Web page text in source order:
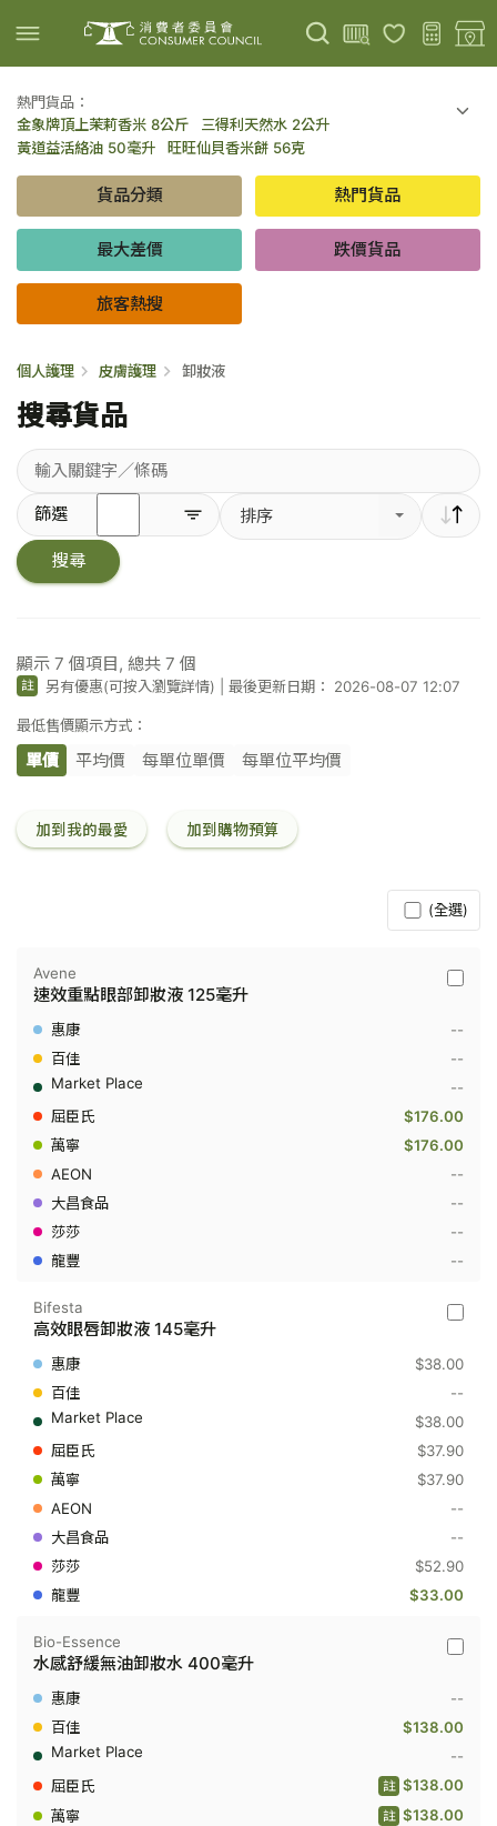
上載圖片 掃描條碼
熱門貨品：
金象牌頂上茉莉香米 8公斤
三得利天然水 2公升
黃道益活絡油 50毫升
旺旺仙貝香米餅 56克
百勝廚新加坡叻沙拉麵 144克
倍樂醇乳酪飲品 - 藍莓 65毫升 x 6
金象牌頂上茉莉香米 5公斤
低鹽/無鹽/低糖/無糖食品
貨品分類 熱門貨品
最大差價 跌價貨品
旅客熱搜
個人護理 皮膚護理 卸妝液
搜尋貨品
輸
入
關
鍵
字
篩選 排序
搜尋
顯示7 個項目, 總共7 個
註 另有優惠(可按入瀏覽詳情) |最後更新日期： 2026-08-07 12:07
最低售價顯示方式：
單價 平均價 每單位單價 每單位平均價
加到我的最愛 加到購物預算
(全選)
Avene
重
眼
部
卸
妝
125
Avene
速效重點眼部卸妝液 125毫升
--
--
--
$176.00
$176.00
--
--
--
--
Bifesta
高
效
眼
卸
妝
液
145
升
Bifesta
高效眼唇卸妝液 145毫升
$38.00
--
$38.00
$37.90
$37.90
--
--
$52.90
$33.00
Bio-
感
緩
無
油
卸
Bio-Essence
水感舒緩無油卸妝水 400毫升
--
$138.00
--
$138.00
註
$138.00
註